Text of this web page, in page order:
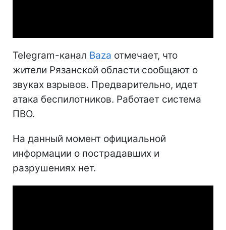
Telegram-канал Baza отмечает, что
жители Рязанской области сообщают о
звуках взрывов. Предварительно, идет
атака беспилотников. Работает система
ПВО.
На данный момент официальной
информации о пострадавших и
разрушениях нет.